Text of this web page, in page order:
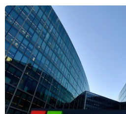
ILO đánh giá cao thành tựu
trẻ em tại Việt Nam
17/05/2022 04:03
Tổng giám đốc ILO cho biết khu vực châu
Việt Nam, đã có những thành công lớn,
một cách rất nhanh và rất đáng kể.